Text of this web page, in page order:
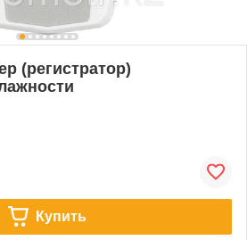
(регистратор)
Купить